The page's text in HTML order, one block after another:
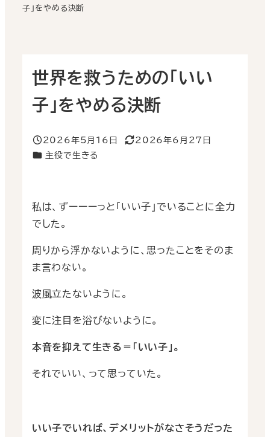
子」をやめる決断
世界を救うための「いい
子」をやめる決断
投稿日
2026年5月16日
更新日
2026年6月27日
カテゴリー
主役で生きる
私は、ずーーーっと「いい子」でいることに全力
でした。
周りから浮かないように、思ったことをそのま
ま言わない。
波風立たないように。
変に注目を浴びないように。
本音を抑えて生きる＝｢いい子｣。
それでいい、って思っていた。
いい子でいれば、デメリットがなさそうだった